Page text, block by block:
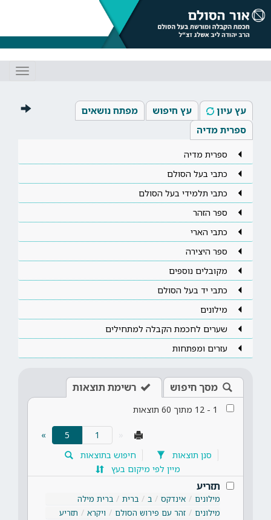
עץ עיון עץ חיפוש
מפתח נושאים
ספרית מדיה
ספרית מדיה
כתבי בעל הסולם
כתבי תלמידי בעל הסולם
ספר הזהר
כתבי הארי
ספר היצירה
מקובלים נוספים
כתבי יד בעל הסולם
מילונים
שערים לחכמת הקבלה למתחילים
עזרים ומפתחות
מסך חיפוש רשימת תוצאות
1
-
12 מתוך 60 תוצאות
5
(current)
»
סנן תוצאות
חיפוש בתוצאות
מיין לפי מיקום בעץ
תזריע
מילונים אינדקס ב ברית
ברית מילה
מילונים
זהר עם פירוש הסולם ויקרא תזריע